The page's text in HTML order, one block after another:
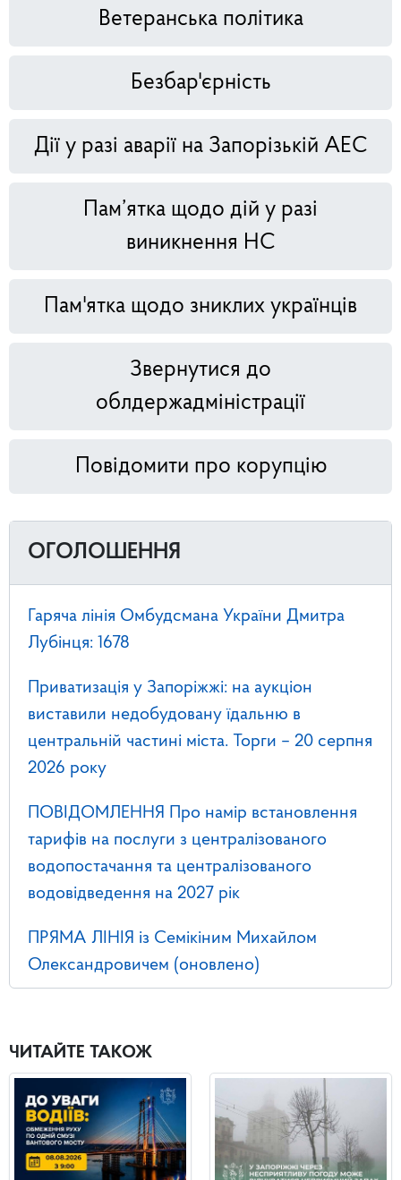
Ветеранська політика
Безбар'єрність
Дії у разі аварії на Запорізькій АЕС
Пам’ятка щодо дій у разі
виникнення НС
Пам'ятка щодо зниклих українців
Звернутися до
облдержадміністрації
Повідомити про корупцію
ОГОЛОШЕННЯ
Гаряча лінія Омбудсмана України Дмитра
Лубінця: 1678
Приватизація у Запоріжжі: на аукціон
виставили недобудовану їдальню в
центральній частині міста. Торги – 20 серпня
2026 року
ПОВІДОМЛЕННЯ Про намір встановлення
тарифів на послуги з централізованого
водопостачання та централізованого
водовідведення на 2027 рік
ПРЯМА ЛІНІЯ із Семікіним Михайлом
Олександровичем (оновлено)
ЧИТАЙТЕ ТАКОЖ